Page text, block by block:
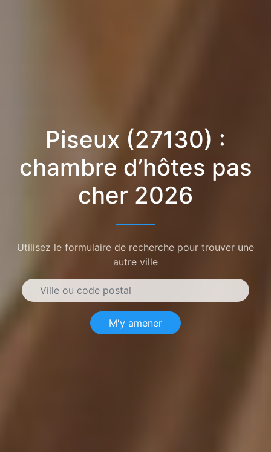
Piseux (27130) :
chambre d’hôtes pas
cher 2026
Utilisez le formulaire de recherche pour trouver une
autre ville
M'y amener